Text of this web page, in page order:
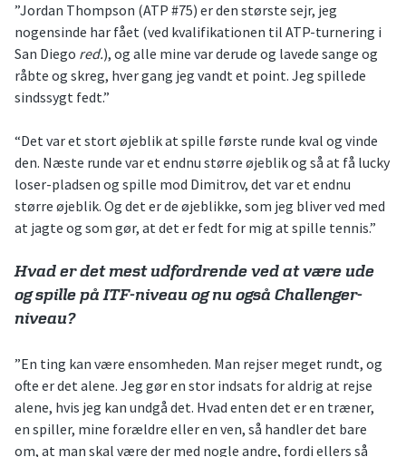
”Jordan Thompson (ATP #75) er den største sejr, jeg
nogensinde har fået (ved kvalifikationen til ATP-turnering i
San Diego red.), og alle mine var derude og lavede sange og
råbte og skreg, hver gang jeg vandt et point. Jeg spillede
sindssygt fedt.”
“Det var et stort øjeblik at spille første runde kval og vinde
den. Næste runde var et endnu større øjeblik og så at få lucky
loser-pladsen og spille mod Dimitrov, det var et endnu
større øjeblik. Og det er de øjeblikke, som jeg bliver ved med
at jagte og som gør, at det er fedt for mig at spille tennis.”
Hvad er det mest udfordrende ved at være ude
og spille på ITF-niveau og nu også Challenger-
niveau?
”En ting kan være ensomheden. Man rejser meget rundt, og
ofte er det alene. Jeg gør en stor indsats for aldrig at rejse
alene, hvis jeg kan undgå det. Hvad enten det er en træner,
en spiller, mine forældre eller en ven, så handler det bare
om, at man skal være der med nogle andre, fordi ellers så